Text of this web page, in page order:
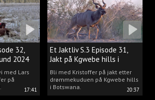
17:41
32,
2024
med Lars
på
20:37
Et Jaktliv S.3 Episode 31,
Jakt på Kgwebe hills i
Botswana
Bli med Kristoffer på jakt etter
drømmekuduen på Kgwebe hills
i Botswana.